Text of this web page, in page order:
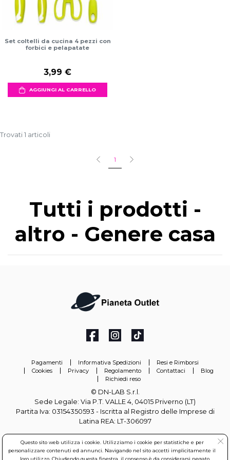
Set coltelli da cucina 4 pezzi con
forbici e pelapatate
3,99 €
AGGIUNGI AL CARRELLO
Trovati 1 articoli
1
Tutti i prodotti -
altro - Genere casa
Pagamenti Informativa Spedizioni
Resi e Rimborsi
Cookies
Privacy Regolamento Contattaci
Blog
Richiedi reso
© DN-LAB S.r.l.
Sede Legale: Via P.T. VALLE 4, 04015 Priverno (LT)
Partita Iva: 03154350593 - Iscritta al Registro delle Imprese di
Latina REA: LT-306097
info@pianetaoutlet.it
Questo sito web utilizza i cookie. Utilizziamo i cookie per statistiche e per
personalizzare contenuti ed annunci. Navigando nel sito accetti implicitamente il
loro utilizzo. Chiudendo questa finestra, il consenso è da considerarsi negato.